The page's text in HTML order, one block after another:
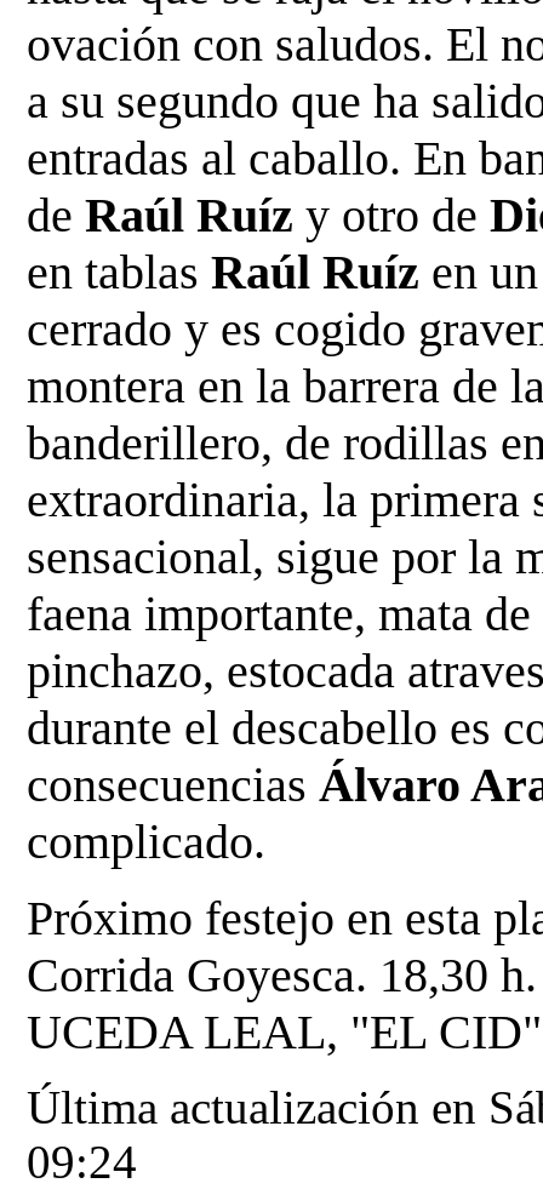
ovación con saludos. El
a su segundo que ha
entradas al caballo. En
deRaúl Ruíz y otro de
en tablasRaúl Ruíz en
cerrado y es cogido
montera en la barrera de
banderillero, de rodillas
extraordinaria, la primera
sensacional, sigue por la
faena importante, mata de
pinchazo, estocada
durante el descabello es
consecuenciasÁlvaro
complicado.
Próximo festejo en esta
Corrida Goyesca. 18,30
UCEDA LEAL, "EL
Última actualización en
09:24